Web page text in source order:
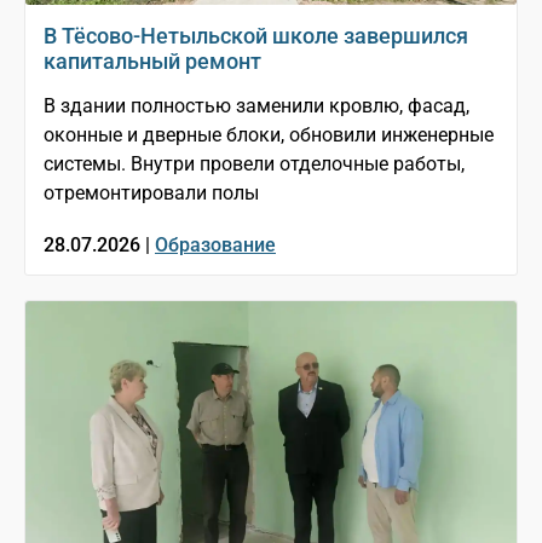
В Тёсово-Нетыльской школе завершился
капитальный ремонт
В здании полностью заменили кровлю, фасад,
оконные и дверные блоки, обновили инженерные
системы. Внутри провели отделочные работы,
отремонтировали полы
28.07.2026 | Образование